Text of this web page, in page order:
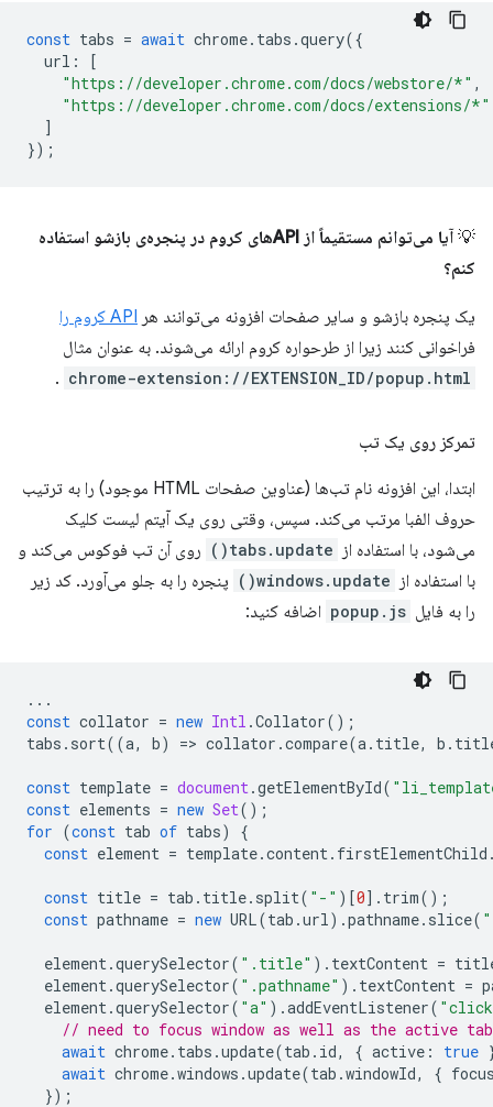
const tabs = await chrome. tabs .query({
url :
[
"https://developer.chrome.com/docs/webstore/*" ,
"https://developer.chrome.com/docs/extensions/*"
]
});
💡
آیا می‌توانم مستقیماً از APIهای کروم در پنجره‌ی بازشو استفاده
کنم؟
یک پنجره بازشو و سایر صفحات افزونه می‌توانند هر API کروم را
فراخوانی کنند زیرا از طرحواره کروم ارائه می‌شوند. به عنوان مثال
chrome-extension://EXTENSION_ID/popup.html
.
تمرکز روی یک تب
ابتدا، این افزونه نام تب‌ها (عناوین صفحات HTML موجود) را به ترتیب
حروف الفبا مرتب می‌کند. سپس، وقتی روی یک آیتم لیست کلیک
می‌شود، با استفاده از tabs.update()
روی آن تب فوکوس می‌کند و
با استفاده از windows.update()
پنجره را به جلو می‌آورد. کد زیر
را به فایل popup.js اضافه کنید:
...
const collator = new Intl .Collator();
tabs . sort((a, b) => collator .compare(a. title, b .
const template = document.getElementById(
const elements = new Set();
for (const tab of tabs)
{
const element = template.content. firstElementChild
const title = tab . title. split( "-" )[0]. trim();
const pathname = new URL(tab .url).pathname. slice(
element.querySelector( ".title" ). textContent =
element.querySelector( ".pathname" ). textContent =
element.querySelector( "a" ).addEventListener(
// need to focus window as well as the active tab
await chrome. tabs .update(tab . id, { active : true
await chrome.windows .update(tab .windowId, {
});